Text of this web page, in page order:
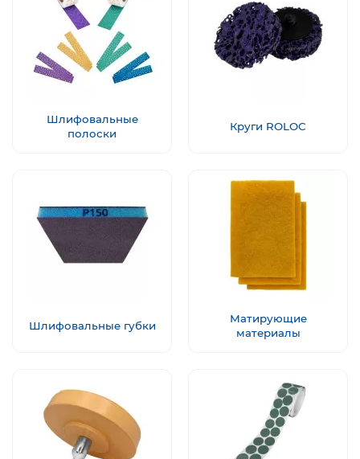
Шлифовальные
полоски
Круги ROLOC
Шлифовальные губки
Матирующие
материалы